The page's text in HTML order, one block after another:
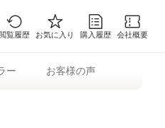
覧履歴 お気に入り 購入履歴 会社概要
ー お客様の声